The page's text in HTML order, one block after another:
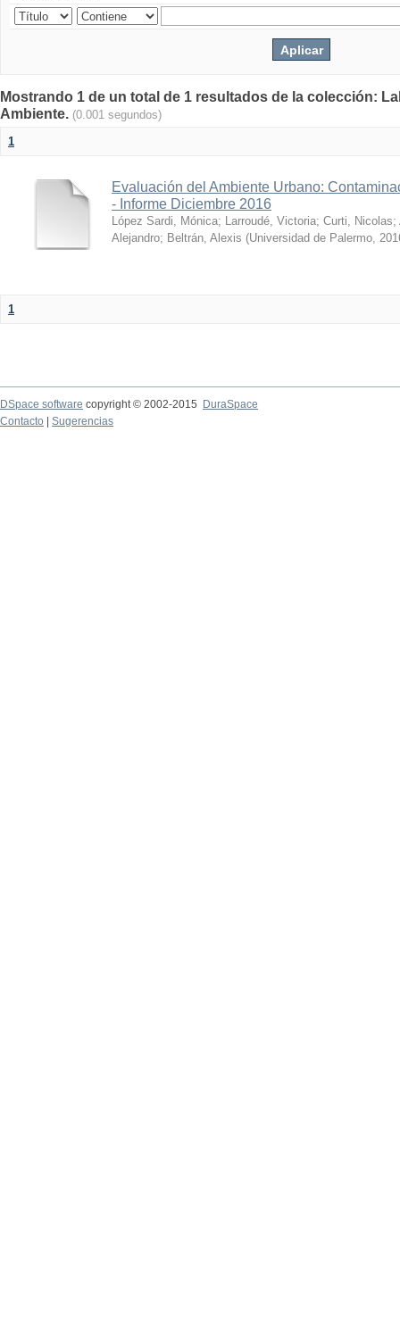
Mostrando 1 de un total de 1 resultados de la colección:
Ambiente. (0.001 segundos)
1
Evaluación del Ambiente Urbano:
- Informe Diciembre 2016
López Sardi, Mónica; Larroudé, Victoria; Curti, Nicolas;
Alejandro; Beltrán, Alexis (Universidad de Palermo,
1
DSpace software copyright © 2002-2015
DuraSpace
Contacto
Sugerencias